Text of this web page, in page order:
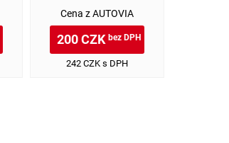
Cena z AUTOVIA
200 CZKbez DPH
242 CZK s DPH